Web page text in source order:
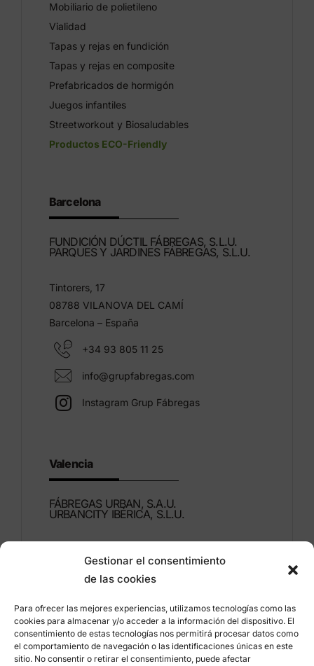
Gestionar el consentimiento
de las cookies
Para ofrecer las mejores experiencias, utilizamos tecnologías como las
cookies para almacenar y/o acceder a la información del dispositivo. El
consentimiento de estas tecnologías nos permitirá procesar datos como
el comportamiento de navegación o las identificaciones únicas en este
sitio. No consentir o retirar el consentimiento, puede afectar
Mobiliario de polietileno
Vialidad
Tapas y rejas en fundición
Tapas y rejas en composite
Prefabricados de hormigón
Juegos infantiles
Streetworkout y Biosaludables
Productos ECO-Friendly
Barcelona
FUNDICIÓN DÚCTIL FÁBREGAS, S.L.U.
PARQUES Y JARDINES FÁBREGAS, S.L.U.
Tintorers, 17
08788 VILANOVA DEL CAMÍ
Barcelona – España
+34 93 805 11 25
info@grupfabregas.com
Instagram Grup Fábregas
Valencia
FÁBREGAS URBAN, S.A.U.
URBANCITY IBÉRICA, S.L.U.
46960 ALDAIA
Valencia – España
+34 96 151 53 44
info@grupfabregas.com